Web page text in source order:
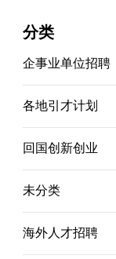
分类
企事业单位招聘
各地引才计划
回国创新创业
未分类
海外人才招聘